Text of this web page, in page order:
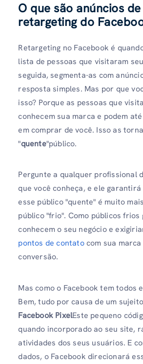
O que são anúncios de
retargeting do
Retargeting no Facebook é
lista de pessoas que visitaram
seguida, segmenta-as com
resposta simples. Mas por que
isso? Porque as pessoas que
conhecem sua marca e podem
em comprar de você. Isso as
"quente"público.
Pergunte a qualquer profissional
que você conheça, e ele
esse público "quente" é muito
público "frio". Como públicos frios
conhecem o seu negócio e
pontos de contatocom sua marca
conversão.
Mas como o Facebook tem todos
Bem, tudo por causa de um
Facebook PixelEste pequeno
quando incorporado ao seu site,
atividades dos seus usuários. E
dados, o Facebook direcionará